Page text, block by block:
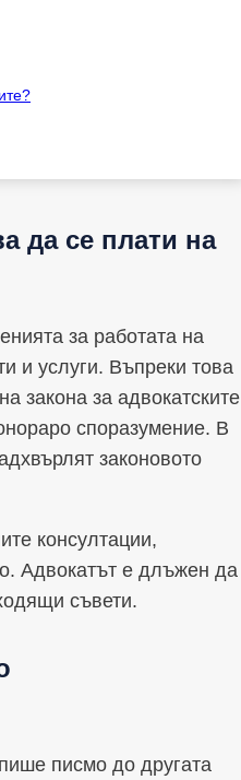
да се плати на
за работата на
и услуги. Въпреки това
закона за адвокатските
споразумение. В
законовото
консултации,
Адвокатът е длъжен да
съвети.
писмо до другата